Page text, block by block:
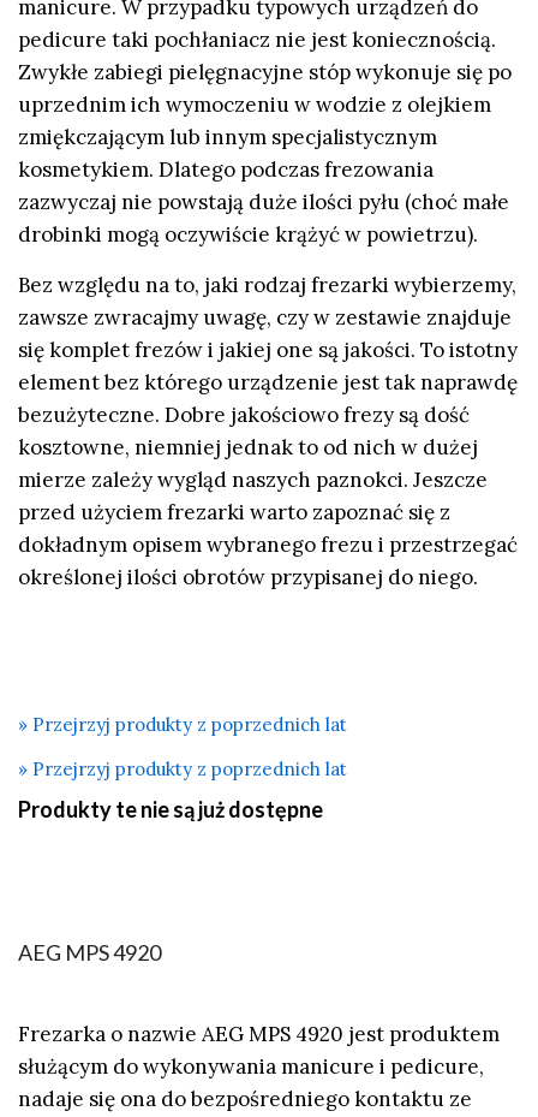
manicure. W przypadku typowych urządzeń do
pedicure taki pochłaniacz nie jest koniecznością.
Zwykłe zabiegi pielęgnacyjne stóp wykonuje się po
uprzednim ich wymoczeniu w wodzie z olejkiem
zmiękczającym lub innym specjalistycznym
kosmetykiem. Dlatego podczas frezowania
zazwyczaj nie powstają duże ilości pyłu (choć małe
drobinki mogą oczywiście krążyć w powietrzu).
Bez względu na to, jaki rodzaj frezarki wybierzemy,
zawsze zwracajmy uwagę, czy w zestawie znajduje
się komplet frezów i jakiej one są jakości. To istotny
element bez którego urządzenie jest tak naprawdę
bezużyteczne. Dobre jakościowo frezy są dość
kosztowne, niemniej jednak to od nich w dużej
mierze zależy wygląd naszych paznokci. Jeszcze
przed użyciem frezarki warto zapoznać się z
dokładnym opisem wybranego frezu i przestrzegać
określonej ilości obrotów przypisanej do niego.
» Przejrzyj produkty z poprzednich lat
» Przejrzyj produkty z poprzednich lat
Produkty te nie są już dostępne
AEG MPS 4920
Frezarka o nazwie AEG MPS 4920 jest produktem
służącym do wykonywania manicure i pedicure,
nadaje się ona do bezpośredniego kontaktu ze